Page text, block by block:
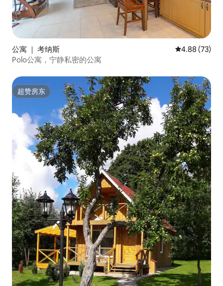
公寓 ｜ 考纳斯 平均评分
4.88 (73)
Polo公寓，宁静私密的公寓
超赞房东
超赞房东